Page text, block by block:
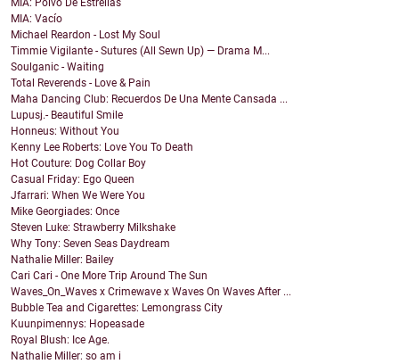
MIA: Polvo De Estrellas
MIA: Vacío
Michael Reardon - Lost My Soul
Timmie Vigilante - Sutures (All Sewn Up) — Drama M...
Soulganic - Waiting
Total Reverends - Love & Pain
Maha Dancing Club: Recuerdos De Una Mente Cansada ...
Lupusj.- Beautiful Smile
Honneus: Without You
Kenny Lee Roberts: Love You To Death
Hot Couture: Dog Collar Boy
Casual Friday: Ego Queen
Jfarrari: When We Were You
Mike Georgiades: Once
Steven Luke: Strawberry Milkshake
Why Tony: Seven Seas Daydream
Nathalie Miller: Bailey
Cari Cari - One More Trip Around The Sun
Waves_On_Waves x Crimewave x Waves On Waves After ...
Bubble Tea and Cigarettes: Lemongrass City
Kuunpimennys: Hopeasade
Royal Blush: Ice Age.
Nathalie Miller: so am i